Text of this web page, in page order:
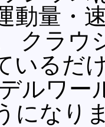
動量・
クラウ
いるだ
ルワー
になり